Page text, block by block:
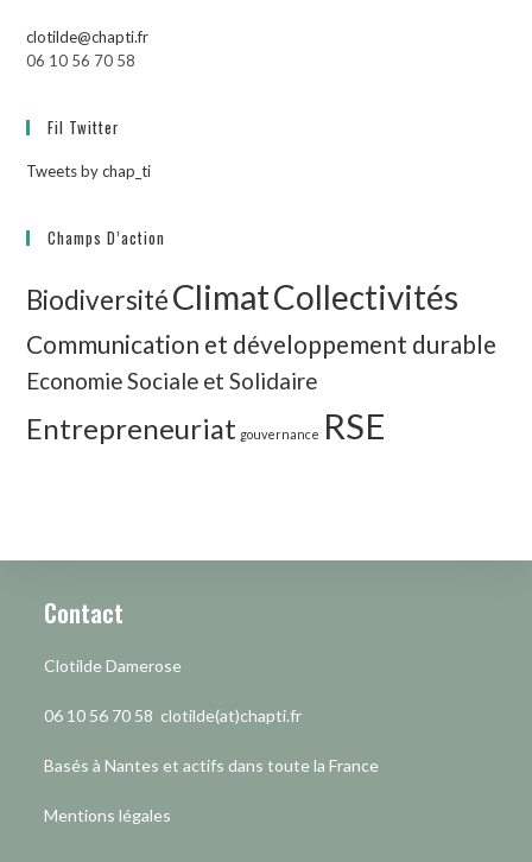
clotilde@chapti.fr
06 10 56 70 58
Fil Twitter
Tweets by chap_ti
Champs D’action
BiodiversitéClimatCollectivités
Communication et développement durable
Economie Sociale et Solidaire
Entrepreneuriat gouvernance RSE
Contact
Clotilde Damerose
06 10 56 70 58 clotilde(at)chapti.fr
Basés à Nantes et actifs dans toute la France
Mentions légales